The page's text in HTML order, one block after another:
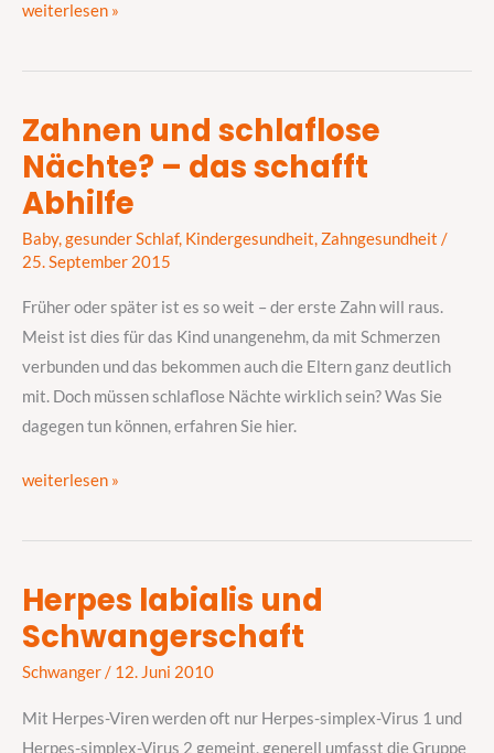
weiterlesen »
Zahnen und schlaflose
Nächte? – das schafft
Abhilfe
Baby,gesunder Schlaf, Kindergesundheit, Zahngesundheit /
25. September 2015
Früher oder später ist es so weit – der erste Zahn will raus.
Meist ist dies für das Kind unangenehm, da mit Schmerzen
verbunden und das bekommen auch die Eltern ganz deutlich
mit. Doch müssen schlaflose Nächte wirklich sein? Was Sie
dagegen tun können, erfahren Sie hier.
Zahnen
und
schlaflose
Nächte?
–
schafft
Abhilfe
weiterlesen »
Herpes labialis und
Schwangerschaft
Schwanger/ 12. Juni 2010
Mit Herpes-Viren werden oft nur Herpes-simplex-Virus 1 und
Herpes-simplex-Virus 2 gemeint, generell umfasst die Gruppe
Herpes
labialis
Schwangerschaft